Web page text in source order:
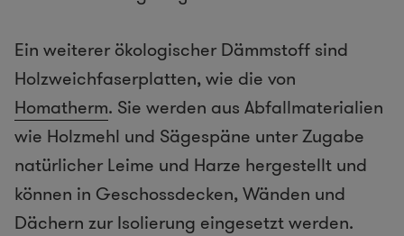
Ein weiterer ökologischer Dämmstoff sind
Holzweichfaserplatten, wie die von
Homatherm. Sie werden aus Abfallmaterialien
wie Holzmehl und Sägespäne unter Zugabe
natürlicher Leime und Harze hergestellt und
können in Geschossdecken, Wänden und
Dächern zur Isolierung eingesetzt werden.